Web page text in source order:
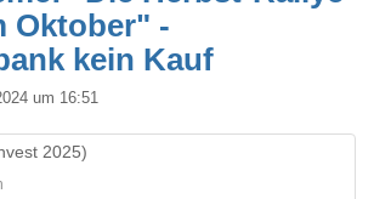
Oktober" -
kein Kauf
um 16:51